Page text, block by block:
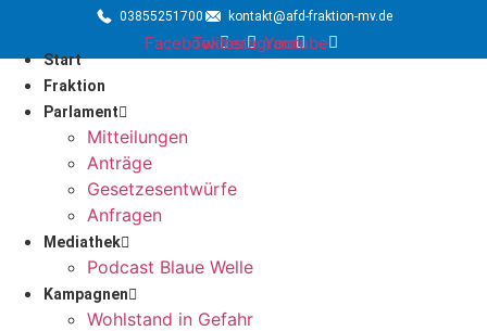
03855251700 kontakt@afd-fraktion-mv.de
FacebookTwitterInstagramYoutube
Start
Fraktion
Parlament
Mitteilungen
Anträge
Gesetzesentwürfe
Anfragen
Mediathek
Podcast Blaue Welle
Kampagnen
Wohlstand in Gefahr